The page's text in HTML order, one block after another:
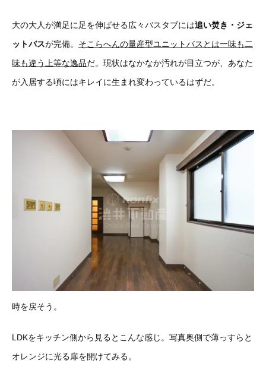
大の大人が満足に足を伸ばせる広々バスタブには追い焚き・ジェ
ットバスが完備。 そこらへんの量産型ユニットバスとは一味も二
味も違う上等な逸品だ。現状はなかなか汚れが目立つが、あなた
が入居する頃にはキレイに生まれ変わっているはずだ。
時を戻そう。
LDKをキッチン側から見るとこんな感じ。写真奥側で薄っすらと
オレンジに光る扉を開けてみる。